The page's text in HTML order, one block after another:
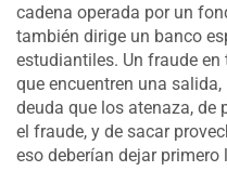
cadena operada por un
también dirige un banco
estudiantiles. Un fraude
que encuentren una
deuda que los atenaza, de
el fraude, y de sacar
eso deberían dejar